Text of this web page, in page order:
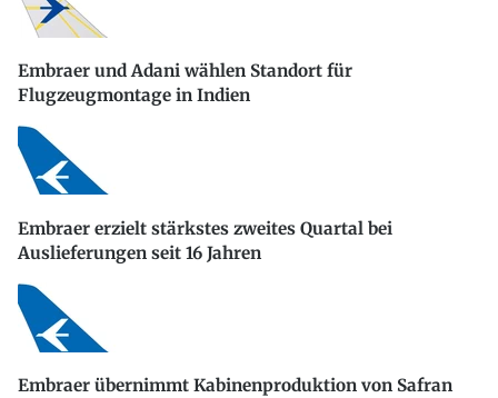
Embraer und Adani wählen Standort für
Flugzeugmontage in Indien
Embraer erzielt stärkstes zweites Quartal bei
Auslieferungen seit 16 Jahren
Embraer übernimmt Kabinenproduktion von Safran